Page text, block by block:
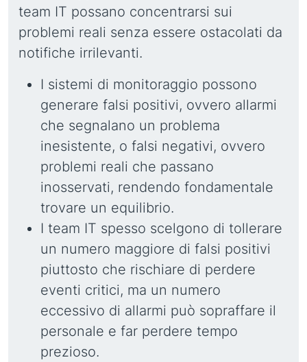
team IT possano concentrarsi sui
problemi reali senza essere ostacolati da
notifiche irrilevanti.
I sistemi di monitoraggio possono
generare falsi positivi, ovvero allarmi
che segnalano un problema
inesistente, o falsi negativi, ovvero
problemi reali che passano
inosservati, rendendo fondamentale
trovare un equilibrio.
I team IT spesso scelgono di tollerare
un numero maggiore di falsi positivi
piuttosto che rischiare di perdere
eventi critici, ma un numero
eccessivo di allarmi può sopraffare il
personale e far perdere tempo
prezioso.